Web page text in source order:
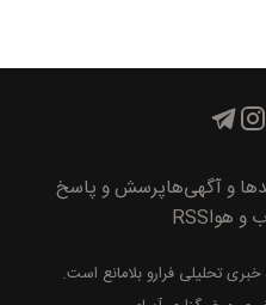
و آگهی‌هاپرسش و پاسخ
و هواRSS
خبری تحليلی فراروبلامانع است.